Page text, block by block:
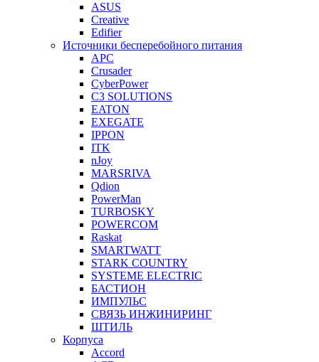
ASUS
Creative
Edifier
Источники бесперебойного питания
APC
Crusader
CyberPower
C3 SOLUTIONS
EATON
EXEGATE
IPPON
ITK
nJoy
MARSRIVA
Qdion
PowerMan
TURBOSKY
POWERCOM
Raskat
SMARTWATT
STARK COUNTRY
SYSTEME ELECTRIC
БАСТИОН
ИМПУЛЬС
СВЯЗЬ ИНЖИНИРИНГ
ШТИЛЬ
Корпуса
Accord